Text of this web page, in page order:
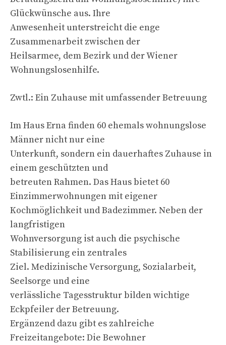
Glückwünsche aus. Ihre
Anwesenheit unterstreicht die enge
Zusammenarbeit zwischen der
Heilsarmee, dem Bezirk und der Wiener
Wohnungslosenhilfe.
Zwtl.: Ein Zuhause mit umfassender Betreuung
Im Haus Erna finden 60 ehemals wohnungslose
Männer nicht nur eine
Unterkunft, sondern ein dauerhaftes Zuhause in
einem geschützten und
betreuten Rahmen. Das Haus bietet 60
Einzimmerwohnungen mit eigener
Kochmöglichkeit und Badezimmer. Neben der
langfristigen
Wohnversorgung ist auch die psychische
Stabilisierung ein zentrales
Ziel. Medizinische Versorgung, Sozialarbeit,
Seelsorge und eine
verlässliche Tagesstruktur bilden wichtige
Eckpfeiler der Betreuung.
Ergänzend dazu gibt es zahlreiche
Freizeitangebote: Die Bewohner